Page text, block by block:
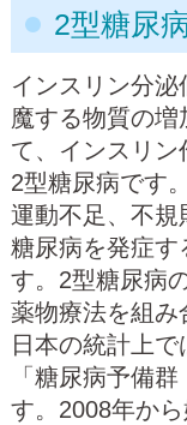
2型糖尿
インスリン分
魔する物質の
て、インスリ
2型糖尿病です
運動不足、不規
糖尿病を発症す
す。2型糖尿病
薬物療法を組み
日本の統計上
「糖尿病予備
す。2008年か